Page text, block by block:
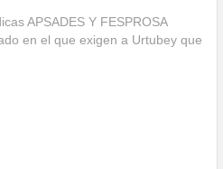
APSADES Y FESPROSA
en el que exigen a Urtubey que